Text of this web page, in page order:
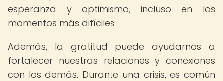
esperanza y optimismo, incluso en los
momentos más difíciles.
Además, la gratitud puede ayudarnos a
fortalecer nuestras relaciones y conexiones
con los demás. Durante una crisis, es común